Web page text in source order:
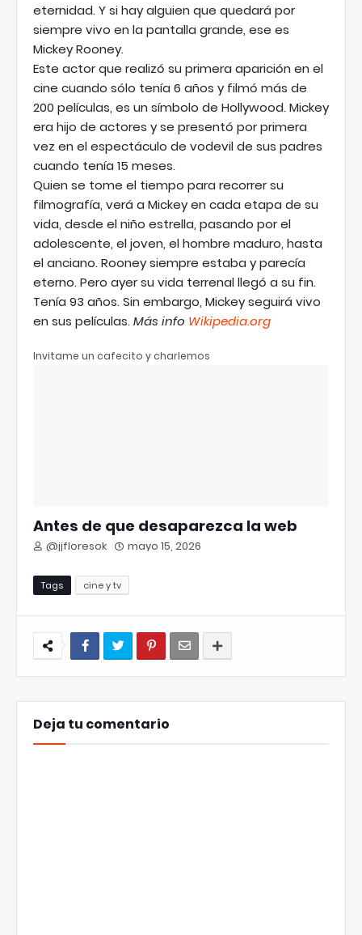
eternidad. Y si hay alguien que quedará por
siempre vivo en la pantalla grande, ese es
Mickey Rooney.
Este actor que realizó su primera aparición en el
cine cuando sólo tenía 6 años y filmó más de
200 películas, es un símbolo de Hollywood. Mickey
era hijo de actores y se presentó por primera
vez en el espectáculo de vodevil de sus padres
cuando tenía 15 meses.
Quien se tome el tiempo para recorrer su
filmografía, verá a Mickey en cada etapa de su
vida, desde el niño estrella, pasando por el
adolescente, el joven, el hombre maduro, hasta
el anciano. Rooney siempre estaba y parecía
eterno. Pero ayer su vida terrenal llegó a su fin.
Tenía 93 años. Sin embargo, Mickey seguirá vivo
en sus películas. Más info Wikipedia.org
Invitame un cafecito y charlemos
Antes de que desaparezca la web
@jjfloresok mayo 15, 2026
Tags cine y tv
Deja tu comentario